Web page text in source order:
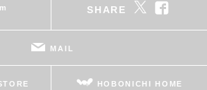
SHARE
MAIL
HOBONICHI HOME